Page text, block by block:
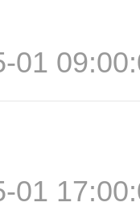
01
01